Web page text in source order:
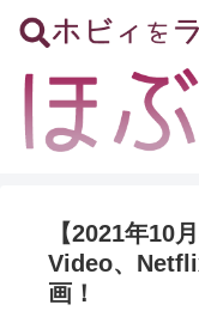
【2021年10
Video、
画！